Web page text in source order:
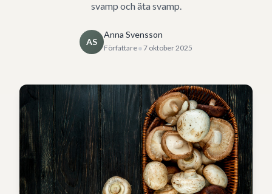
svamp och äta svamp.
AS
Anna Svensson
Författare•7 oktober 2025